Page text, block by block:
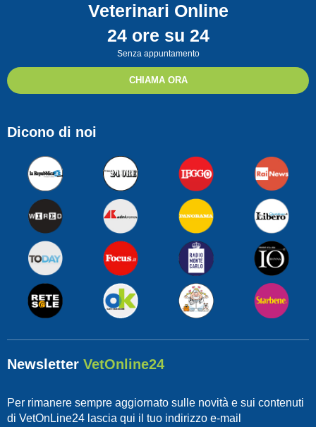
Veterinari Online
24 ore su 24
Senza appuntamento
CHIAMA ORA
Dicono di noi
Newsletter VetOnline24
Per rimanere sempre aggiornato sulle novità e sui contenuti
di VetOnLine24 lascia qui il tuo indirizzo e-mail